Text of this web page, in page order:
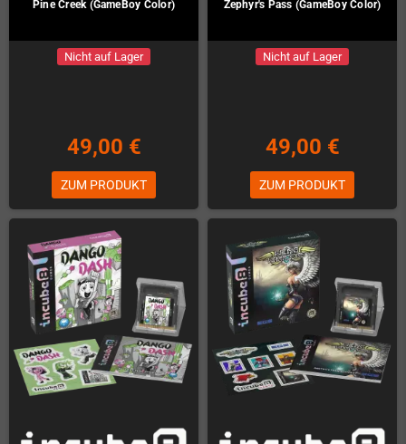
Pine Creek (GameBoy Color)
Nicht auf Lager
49,00 €
ZUM PRODUKT
Zephyr's Pass (GameBoy Color)
Nicht auf Lager
49,00 €
ZUM PRODUKT